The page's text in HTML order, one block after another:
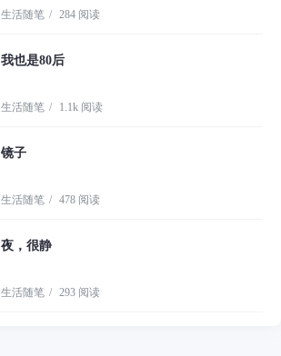
生活随笔 / 284 阅读
我也是80后
生活随笔 / 1.1k 阅读
镜子
生活随笔 / 478 阅读
夜，很静
生活随笔 / 293 阅读